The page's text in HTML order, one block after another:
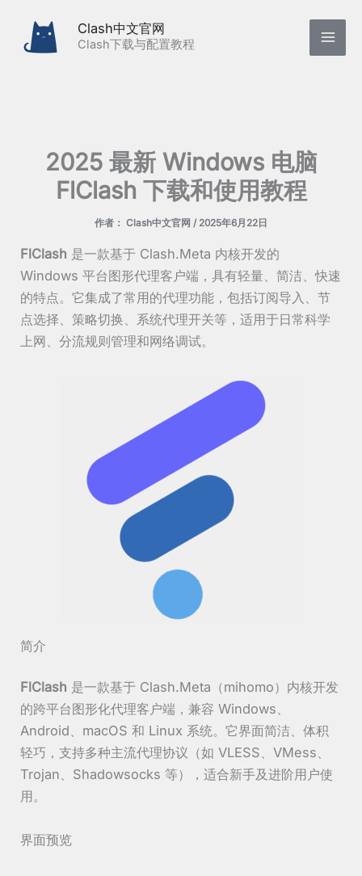
Clash中文官网
Clash下载与配置教程
2025 最新 Windows 电脑
FlClash 下载和使用教程
作者： Clash中文官网 / 2025年6月22日
FlClash 是一款基于 Clash.Meta 内核开发的
Windows 平台图形代理客户端，具有轻量、简洁、快速
的特点。它集成了常用的代理功能，包括订阅导入、节
点选择、策略切换、系统代理开关等，适用于日常科学
上网、分流规则管理和网络调试。
简介
FlClash 是一款基于 Clash.Meta（mihomo）内核开发
的跨平台图形化代理客户端，兼容 Windows、
Android、macOS 和 Linux 系统。它界面简洁、体积
轻巧，支持多种主流代理协议（如 VLESS、VMess、
Trojan、Shadowsocks 等），适合新手及进阶用户使
用。
界面预览